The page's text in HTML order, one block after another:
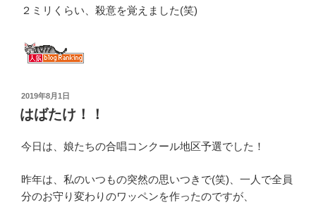
２ミリくらい、殺意を覚えました(笑)
投
稿
日:
2019年8月1日
はばたけ！！
今日は、娘たちの合唱コンクール地区予選でした！
昨年は、私のいつもの突然の思いつきで(笑)、一人で全員
分のお守り変わりのワッペンを作ったのですが、